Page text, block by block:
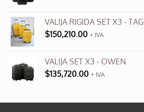
VALIJA RIGIDA SET X3 - TAG
$150,210.00 + IVA
VALIJA SET X3 - OWEN
$135,720.00 + IVA